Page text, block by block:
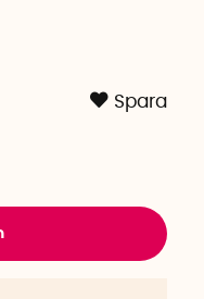
Spara